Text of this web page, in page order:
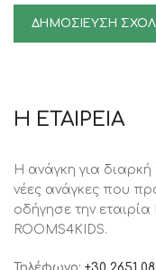
Η ΕΤΑΙΡΕΙΑ
Η ανάγκη για
νέες ανάγκες που
oδήγησε την
ROOMS4KIDS.